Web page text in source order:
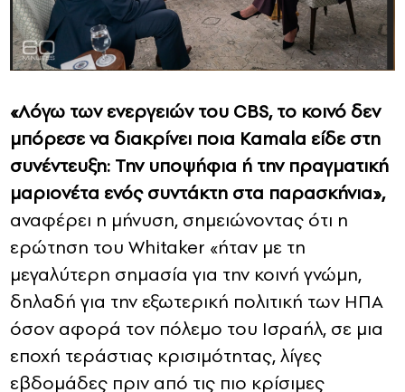
«Λόγω των ενεργειών του CBS, το κοινό δεν
μπόρεσε να διακρίνει ποια Kamala είδε στη
συνέντευξη: Την υποψήφια ή την πραγματική
μαριονέτα ενός συντάκτη στα παρασκήνια»,
αναφέρει η μήνυση, σημειώνοντας ότι η
ερώτηση του Whitaker «ήταν με τη
μεγαλύτερη σημασία για την κοινή γνώμη,
δηλαδή για την εξωτερική πολιτική των ΗΠΑ
όσον αφορά τον πόλεμο του Ισραήλ, σε μια
εποχή τεράστιας κρισιμότητας, λίγες
εβδομάδες πριν από τις πιο κρίσιμες